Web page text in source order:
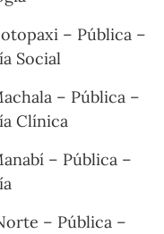
– Pública –
Social
– Pública –
Clínica
– Pública –
– Pública –